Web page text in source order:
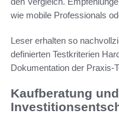
wie mobile Professionals
Leser erhalten so
definierten Testkriterien
Dokumentation der Praxis-
Kaufberatung und